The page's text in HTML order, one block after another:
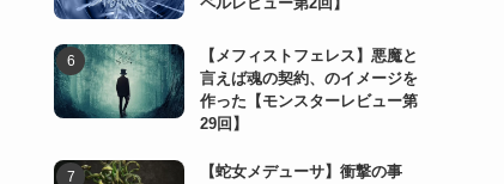
【メフィストフェレス】悪魔と
言えば魂の契約、のイメージを
作った【モンスターレビュー第
29回】
【蛇女メデューサ】衝撃の事